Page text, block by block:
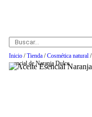
Inicio /Tienda /Cosmética natural /
esencial de Naranja Dulce